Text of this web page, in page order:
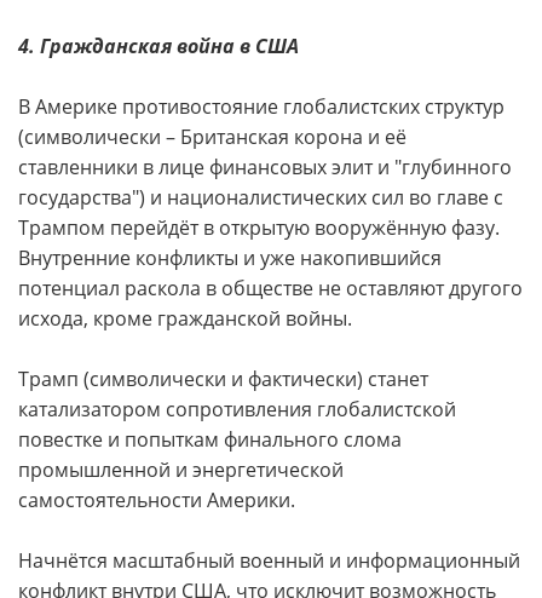
4. Гражданская война в США
В Америке противостояние глобалистских структур
(символически – Британская корона и её
ставленники в лице финансовых элит и "глубинного
государства") и националистических сил во главе с
Трампом перейдёт в открытую вооружённую фазу.
Внутренние конфликты и уже накопившийся
потенциал раскола в обществе не оставляют другого
исхода, кроме гражданской войны.
Трамп (символически и фактически) станет
катализатором сопротивления глобалистской
повестке и попыткам финального слома
промышленной и энергетической
самостоятельности Америки.
Начнётся масштабный военный и информационный
конфликт внутри США, что исключит возможность